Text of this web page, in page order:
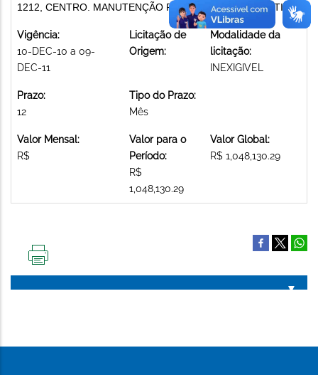
1212, CENTRO. MANUTENÇÃO PREVENTIVA E CORRETIVA
Vigência:
10-DEC-10 a 09-
DEC-11
Licitação de
Origem:
Modalidade da
licitação:
INEXIGIVEL
Prazo:
12
Tipo do Prazo:
Mês
Valor Mensal:
R$
Valor para o
Período:
R$
1,048,130.29
Valor Global:
R$ 1,048,130.29
PÁGINA